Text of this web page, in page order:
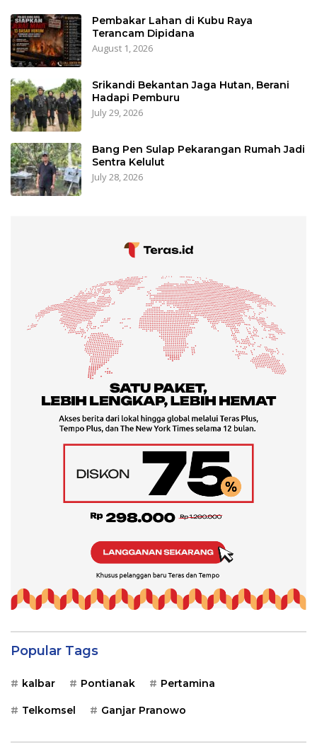
Pembakar Lahan di Kubu Raya
Terancam Dipidana
August 1, 2026
Srikandi Bekantan Jaga Hutan, Berani
Hadapi Pemburu
July 29, 2026
Bang Pen Sulap Pekarangan Rumah Jadi
Sentra Kelulut
July 28, 2026
Popular Tags
kalbar Pontianak Pertamina
Telkomsel Ganjar Pranowo